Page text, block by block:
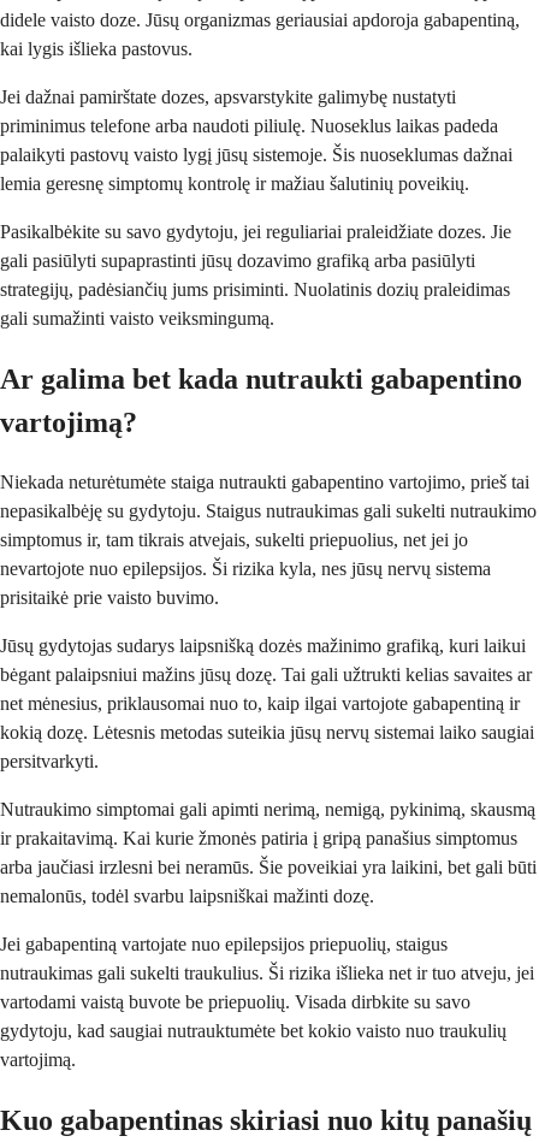
didele vaisto doze. Jūsų organizmas geriausiai apdoroja gabapentiną,
kai lygis išlieka pastovus.
Jei dažnai pamirštate dozes, apsvarstykite galimybę nustatyti
priminimus telefone arba naudoti piliulę. Nuoseklus laikas padeda
palaikyti pastovų vaisto lygį jūsų sistemoje. Šis nuoseklumas dažnai
lemia geresnę simptomų kontrolę ir mažiau šalutinių poveikių.
Pasikalbėkite su savo gydytoju, jei reguliariai praleidžiate dozes. Jie
gali pasiūlyti supaprastinti jūsų dozavimo grafiką arba pasiūlyti
strategijų, padėsiančių jums prisiminti. Nuolatinis dozių praleidimas
gali sumažinti vaisto veiksmingumą.
Ar galima bet kada nutraukti gabapentino
vartojimą?
Niekada neturėtumėte staiga nutraukti gabapentino vartojimo, prieš tai
nepasikalbėję su gydytoju. Staigus nutraukimas gali sukelti nutraukimo
simptomus ir, tam tikrais atvejais, sukelti priepuolius, net jei jo
nevartojote nuo epilepsijos. Ši rizika kyla, nes jūsų nervų sistema
prisitaikė prie vaisto buvimo.
Jūsų gydytojas sudarys laipsnišką dozės mažinimo grafiką, kuri laikui
bėgant palaipsniui mažins jūsų dozę. Tai gali užtrukti kelias savaites ar
net mėnesius, priklausomai nuo to, kaip ilgai vartojote gabapentiną ir
kokią dozę. Lėtesnis metodas suteikia jūsų nervų sistemai laiko saugiai
persitvarkyti.
Nutraukimo simptomai gali apimti nerimą, nemigą, pykinimą, skausmą
ir prakaitavimą. Kai kurie žmonės patiria į gripą panašius simptomus
arba jaučiasi irzlesni bei neramūs. Šie poveikiai yra laikini, bet gali būti
nemalonūs, todėl svarbu laipsniškai mažinti dozę.
Jei gabapentiną vartojate nuo epilepsijos priepuolių, staigus
nutraukimas gali sukelti traukulius. Ši rizika išlieka net ir tuo atveju, jei
vartodami vaistą buvote be priepuolių. Visada dirbkite su savo
gydytoju, kad saugiai nutrauktumėte bet kokio vaisto nuo traukulių
vartojimą.
Kuo gabapentinas skiriasi nuo kitų panašių